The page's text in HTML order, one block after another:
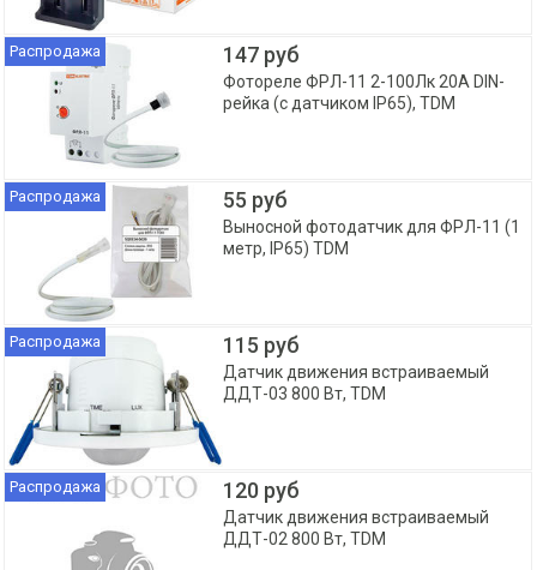
Распродажа 147 руб
Фотореле ФРЛ-11 2-100Лк 20А DIN-
рейка (с датчиком IP65), TDM
Распродажа 55 руб
Выносной фотодатчик для ФРЛ-11 (1
метр, IP65) TDM
Распродажа 115 руб
Датчик движения встраиваемый
ДДТ-03 800 Вт, TDM
Распродажа 120 руб
Датчик движения встраиваемый
ДДТ-02 800 Вт, TDM